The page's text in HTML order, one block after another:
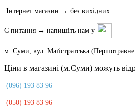
Інтернет магазин → без вихідних.
Є питання → напишіть нам у
м. Суми, вул. Маґістратська
Ціни в магазині (м.Суми) можуть
(096) 193 83 96
(050) 193 83 96